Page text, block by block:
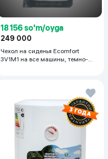
18 156 so'm/oyga
249 000
Чехол на сиденья Ecomfort
3V1M1 на все машины, темно-